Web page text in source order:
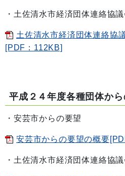
・土佐清水市経済団体連絡協
土佐清水市経済団体連絡協
[PDF：112KB]
平成２４年度各種団体か
・安芸市からの要望
安芸市からの要望の概要
・土佐清水市経済団体連絡協